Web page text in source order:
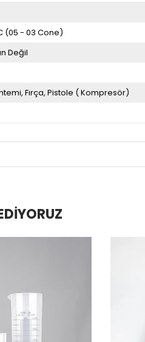
(05 - 03 Cone)
Değil
Fırça Pistole ( Kompresör)